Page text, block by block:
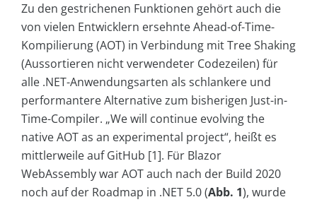
Zu den gestrichenen Funktionen gehört auch die
von vielen Entwicklern ersehnte Ahead-of-Time-
Kompilierung (AOT) in Verbindung mit Tree Shaking
(Aussortieren nicht verwendeter Codezeilen) für
alle .NET-Anwendungsarten als schlankere und
performantere Alternative zum bisherigen Just-in-
Time-Compiler. „We will continue evolving the
native AOT as an experimental project“, heißt es
mittlerweile auf GitHub [1]. Für Blazor
WebAssembly war AOT auch nach der Build 2020
noch auf der Roadmap in .NET 5.0 (Abb. 1), wurde